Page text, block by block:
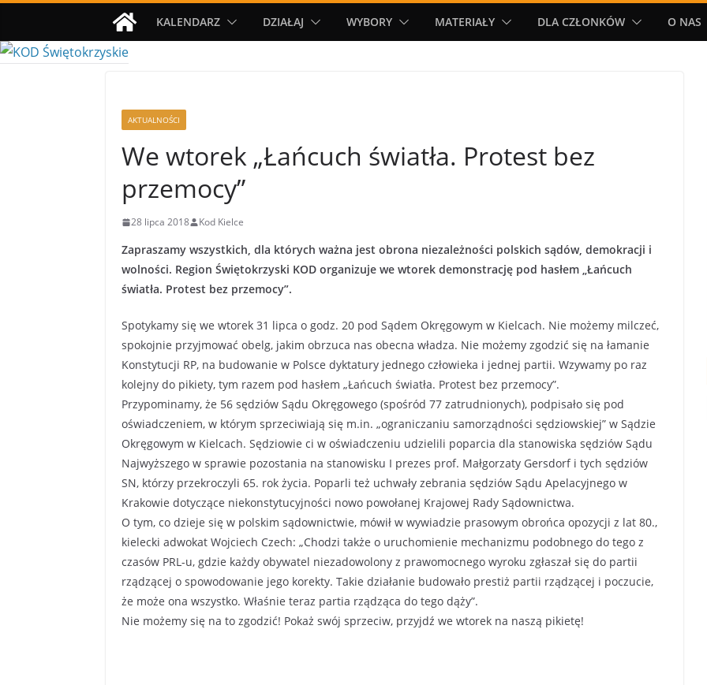
treści
KALENDARZ DZIAŁAJ WYBORY MATERIAŁY DLA CZŁONKÓW O NAS
AKTUALNOŚCI
We wtorek „Łańcuch światła. Protest bez
przemocy”
28 lipca 2018 Kod Kielce
Zapraszamy wszystkich, dla których ważna jest obrona niezależności polskich sądów, demokracji i
wolności. Region Świętokrzyski KOD organizuje we wtorek demonstrację pod hasłem „Łańcuch
światła. Protest bez przemocy”.
Spotykamy się we wtorek 31 lipca o godz. 20 pod Sądem Okręgowym w Kielcach. Nie możemy milczeć,
spokojnie przyjmować obelg, jakim obrzuca nas obecna władza. Nie możemy zgodzić się na łamanie
Konstytucji RP, na budowanie w Polsce dyktatury jednego człowieka i jednej partii. Wzywamy po raz
kolejny do pikiety, tym razem pod hasłem „Łańcuch światła. Protest bez przemocy”.
Przypominamy, że 56 sędziów Sądu Okręgowego (spośród 77 zatrudnionych), podpisało się pod
oświadczeniem, w którym sprzeciwiają się m.in. „ograniczaniu samorządności sędziowskiej” w Sądzie
Okręgowym w Kielcach. Sędziowie ci w oświadczeniu udzielili poparcia dla stanowiska sędziów Sądu
Najwyższego w sprawie pozostania na stanowisku I prezes prof. Małgorzaty Gersdorf i tych sędziów
SN, którzy przekroczyli 65. rok życia. Poparli też uchwały zebrania sędziów Sądu Apelacyjnego w
Krakowie dotyczące niekonstytucyjności nowo powołanej Krajowej Rady Sądownictwa.
O tym, co dzieje się w polskim sądownictwie, mówił w wywiadzie prasowym obrońca opozycji z lat 80.,
kielecki adwokat Wojciech Czech: „Chodzi także o uruchomienie mechanizmu podobnego do tego z
czasów PRL-u, gdzie każdy obywatel niezadowolony z prawomocnego wyroku zgłaszał się do partii
rządzącej o spowodowanie jego korekty. Takie działanie budowało prestiż partii rządzącej i poczucie,
że może ona wszystko. Właśnie teraz partia rządząca do tego dąży”.
Nie możemy się na to zgodzić! Pokaż swój sprzeciw, przyjdź we wtorek na naszą pikietę!